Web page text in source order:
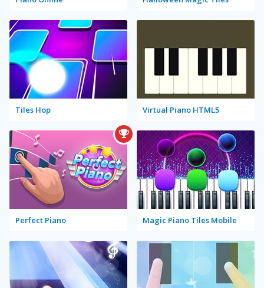
Tiles Hop Virtual Piano HTML5
Perfect Piano Magic Piano Tiles Mobile